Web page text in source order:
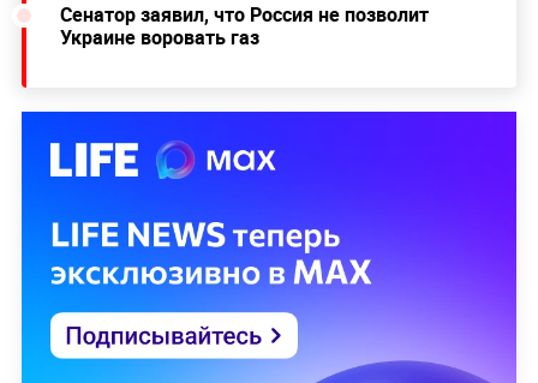
Сенатор заявил, что Россия не позволит
Украине воровать газ